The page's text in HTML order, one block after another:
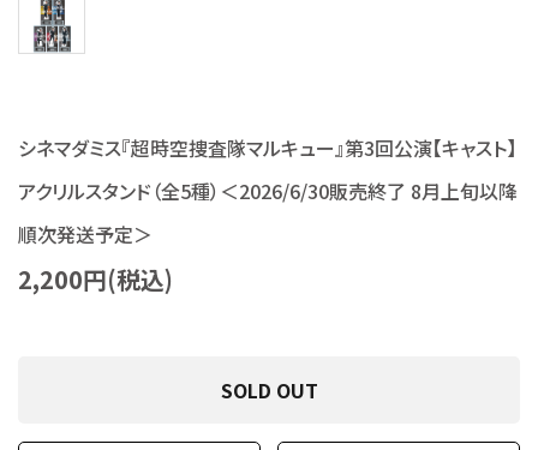
アイドル・タレント
ロト・ナンバーズ書籍・グッズ
ご利用ガイド
シネマダミス『超時空捜査隊マルキュー』第3回公演【キャスト】
アクリルスタンド（全5種）＜2026/6/30販売終了 8月上旬以降
順次発送予定＞
2,200円(税込)
SOLD OUT